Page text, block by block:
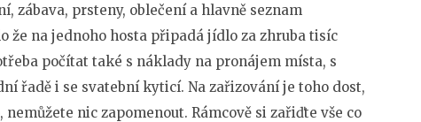
zábava, prsteny, oblečení a hlavně seznam
že na jednoho hosta připadá jídlo za zhruba tisíc
počítat také s náklady na pronájem místa, s
řadě i se svatební kyticí. Na zařizování je toho dost,
nic zapomenout. Rámcově si zařiďte vše co